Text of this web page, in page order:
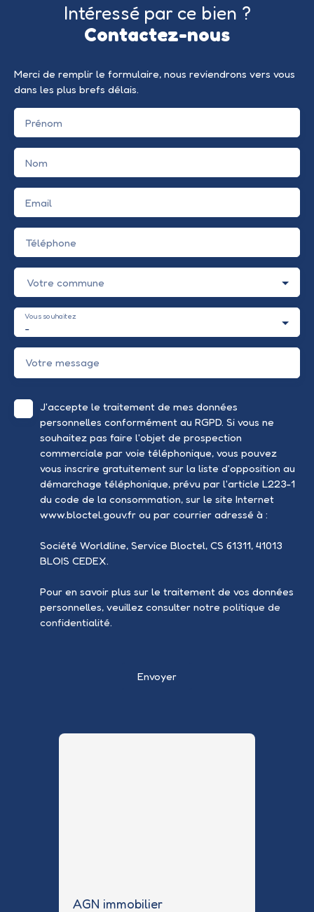
Intéressé par ce bien ?
Contactez-nous
Merci de remplir le formulaire, nous reviendrons vers vous
dans les plus brefs délais.
Prénom
Nom
Email
Téléphone
Votre commune
-
Vous souhaitez
Votre message
J'accepte le traitement de mes données
personnelles conformément au RGPD. Si vous ne
souhaitez pas faire l'objet de prospection
commerciale par voie téléphonique, vous pouvez
vous inscrire gratuitement sur la liste d'opposition au
démarchage téléphonique, prévu par l'article L223-1
du code de la consommation, sur le site Internet
www.bloctel.gouv.fr ou par courrier adressé à :
Société Worldline, Service Bloctel, CS 61311, 41013
BLOIS CEDEX.
Pour en savoir plus sur le traitement de vos données
personnelles, veuillez consulter notre politique de
confidentialité.
Envoyer
AGN immobilier